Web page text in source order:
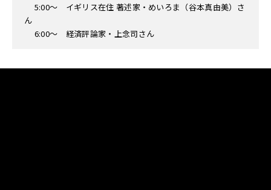
5:00〜 イギリス在住 著述家・めいろま（谷本真由美）さ
ん
6:00〜 経済評論家・上念司さん